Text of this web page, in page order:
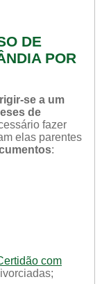
DE
POR
se a um
de
fazer
elas parentes
:
com